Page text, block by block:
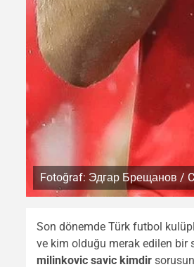
Fotoğraf: Эдгар Брещанов /
Son dönemde Türk futbol
ve kim olduğu merak edilen bir
milinkovic savic kimdir